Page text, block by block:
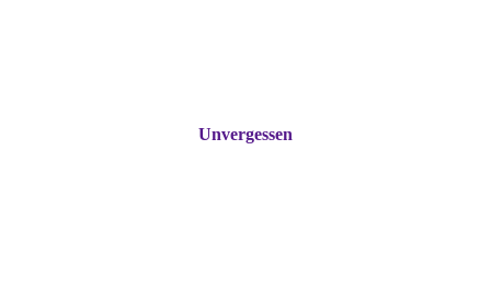
Unvergessen